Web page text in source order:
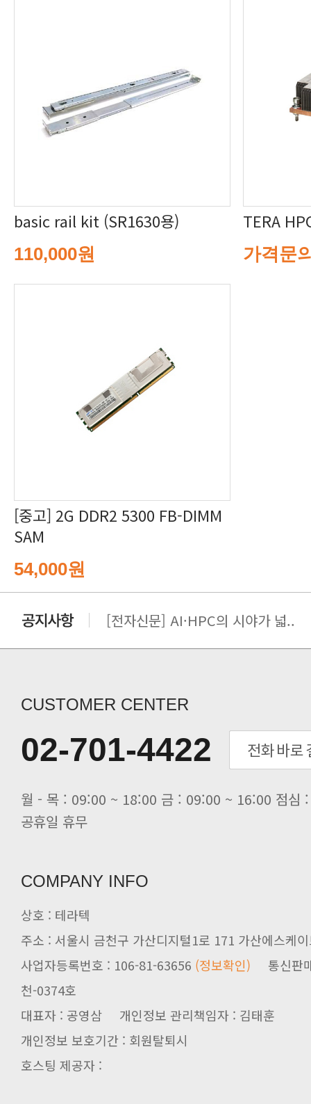
basic rail kit (SR1630용)
110,000원
TERA
가격문
SAM
54,000원
[전자신문] AI·HPC의 시야가 넓..
[전자신문] “민감 데이터도 안심하
[전자신문] 테라텍과 함께 최적의
[전자신문] AI 인프라 써보고 결정..
[전자신문] 공영삼 테라텍 대표 “단..
[전자신문] 당신의 AI GPU, 지..
CUSTOMER CENTER
02-701-4422
공휴일 휴무
COMPANY INFO
상호 : 테라텍
주소 : 서울시 금천구 가산디지털1로 171 가산에스케
사업자등록번호 : 106-81-63656 (정보확인)
천-0374호
대표자 : 공영삼 개인정보 관리책임자 : 김태훈
개인정보 보호기간 : 회원탈퇴시
호스팅 제공자 :